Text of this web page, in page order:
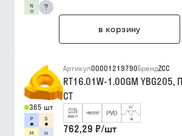
?
в корзину
365 шт
Артикул00001219790БрендZCC
RT16.01W-1.00GM YBG205,
CT
762,29 ₽/шт